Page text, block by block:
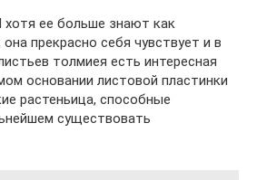
хотя ее больше знают как
прекрасно себя чувствует и в
толмиея есть интересная
основании листовой пластинки
растеньица, способные
существовать